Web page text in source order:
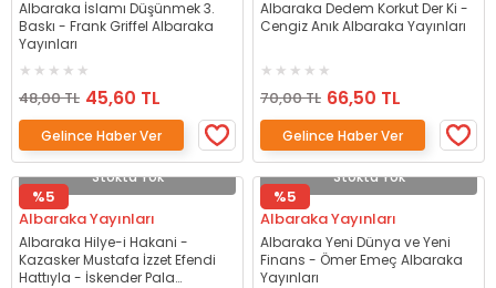
Albaraka İslamı Düşünmek 3.
Baskı - Frank Griffel Albaraka
Yayınları
48,00 TL 45,60 TL
Gelince Haber Ver
Albaraka Dedem Korkut Der Ki -
Cengiz Anık Albaraka Yayınları
70,00 TL 66,50 TL
Gelince Haber Ver
Stokta Yok
%5
Albaraka Yayınları
Albaraka Hilye-i Hakani -
Kazasker Mustafa İ­zzet Efendi
Hattıyla - İskender Pala
Stokta Yok
%5
Albaraka Yayınları
Albaraka Yeni Dünya ve Yeni
Finans - Ömer Emeç Albaraka
Yayınları